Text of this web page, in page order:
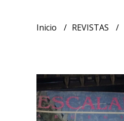
Inicio REVISTAS